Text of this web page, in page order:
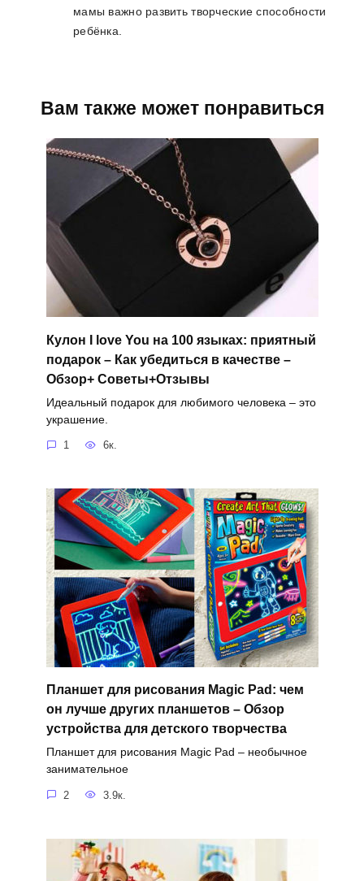
мамы важно развить творческие способности
ребёнка.
Вам также может понравиться
Кулон I love You на 100 языках: приятный
подарок – Как убедиться в качестве –
Обзор+ Советы+Отзывы
Идеальный подарок для любимого человека – это
украшение.
1 6к.
Планшет для рисования Magic Pad: чем
он лучше других планшетов – Обзор
устройства для детского творчества
Планшет для рисования Magic Pad – необычное
занимательное
2 3.9к.